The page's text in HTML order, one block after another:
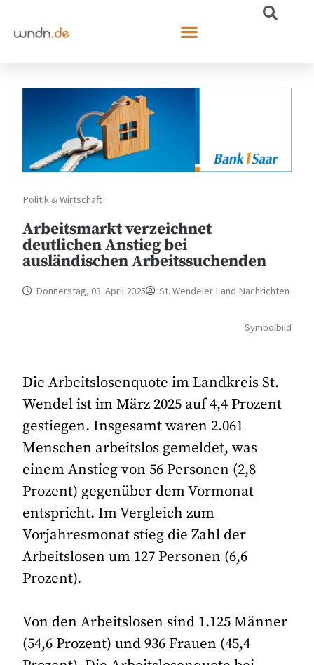
Politik & Wirtschaft
Arbeitsmarkt verzeichnet
deutlichen Anstieg bei
ausländischen Arbeitssuchenden
Donnerstag, 03. April 2025 St. Wendeler Land Nachrichten
Symbolbild
Die Arbeitslosenquote im Landkreis St.
Wendel ist im März 2025 auf 4,4 Prozent
gestiegen. Insgesamt waren 2.061
Menschen arbeitslos gemeldet, was
einem Anstieg von 56 Personen (2,8
Prozent) gegenüber dem Vormonat
entspricht. Im Vergleich zum
Vorjahresmonat stieg die Zahl der
Arbeitslosen um 127 Personen (6,6
Prozent).
Von den Arbeitslosen sind 1.125 Männer
(54,6 Prozent) und 936 Frauen (45,4